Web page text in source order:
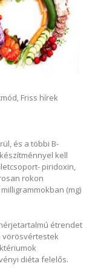
, Friss hírek
és a többi B-
kell
piridoxin,
rokon
(mg)
étrendet
vörösvértestek
diéta felelős.